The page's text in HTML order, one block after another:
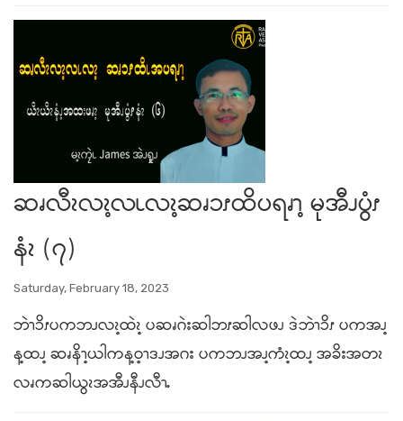
ဆၧလီၩလၩ့လၬလၩ့ဆၧၥၭထိပရၧၫ့ မုအီၪပွံၭ
နံၩ (၇)
Saturday, February 18, 2023
ဘဲၫၥိၭပကဘၪလၩ့ထဲၩ့ ပဆၧဂဲးဆါဘၭဆါလဖၪ ဒဲဘဲၫၥိၭ ပကအၪ့
န့ထၪ့ ဆၧနိၫ့ယါကန့ဝ့ၫဒၪအဂး ပကဘၪအၪ့ကံၩ့ထၪ့ အခိးအတၩ
လၧကဆါယွၩအအီၪနီၪလီၫႉ